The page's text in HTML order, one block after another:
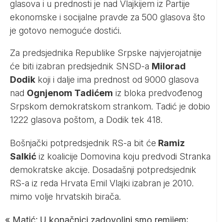
glasova i u prednosti je nad Vlajkijem iz Partije
ekonomske i socijalne pravde za 500 glasova što
je gotovo nemoguće dostići.
Za predsjednika Republike Srpske najvjerojatnije
će biti izabran predsjednik SNSD-a Milorad
Dodik koji i dalje ima prednost od 9000 glasova
nad Ognjenom Tadićem iz bloka predvođenog
Srpskom demokratskom strankom. Tadić je dobio
1222 glasova poštom, a Dodik tek 418.
Bošnjački potpredsjednik RS-a bit će Ramiz
Salkić iz koalicije Domovina koju predvodi Stranka
demokratske akcije. Dosadašnji potpredsjednik
RS-a iz reda Hrvata Emil Vlajki izabran je 2010.
mimo volje hrvatskih birača.
« Matić: U konačnici zadovoljni smo remijem;